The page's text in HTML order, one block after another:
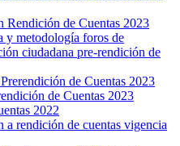
Rendición de Cuentas 2023
y metodología foros de
ciudadana pre-rendición de
de Cuentas 2023
de Cuentas 2023
2022
a rendición de cuentas vigencia